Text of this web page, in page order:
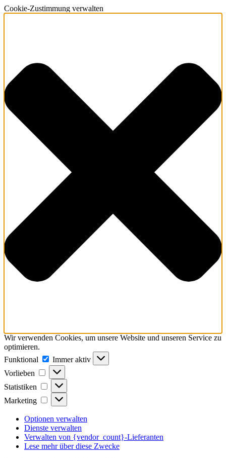
Cookie-Zustimmung verwalten
Wir verwenden Cookies, um unsere Website und unseren Service zu
optimieren.
Funktional
Funktional
Immer aktiv
Vorlieben
Vorlieben
Statistiken Statistiken
Marketing Marketing
Optionen verwalten
Dienste verwalten
Verwalten von {vendor_count}-Lieferanten
Lese mehr über diese Zwecke